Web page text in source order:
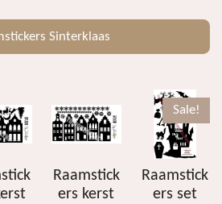
Sinterklaas
Raamstick
ers kerst
Sale!
Raamstick
ers set